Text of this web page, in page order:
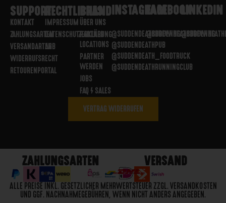
SUPPORT
KONTAKT
ZAHLUNGSARTEN
VERSANDARTEN
WIDERRUFSRECHT
RETOURENPORTAL
RECHTLICHES
IMPRESSUM
DATENSCHUTZERKLÄRUNG
AGB
BRAND
ÜBER UNS
PARTNER
LOCATIONS
PARTNER
WERDEN
JOBS
FAQ / SALES
INSTAGRAM
@SUDDENDEATHBREWING
@SUDDENDEATHPUB
@SUDDENDEATH_FOODTRUCK
@SUDDENDEATHRUNNINGCLUB
FACEBOOK
@SUDDENDEATHBREWING
LINKEDIN
VERTRAG WIDERRUFEN
ZAHLUNGSARTEN VERSAND
ALLE PREISE INKL. GESETZLICHER MEHRWERTSTEUER ZZGL. VERSANDKOSTEN
UND GGF. NACHNAHMEGEBÜHREN, WENN NICHT ANDERS ANGEGEBEN.